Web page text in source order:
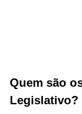
Quem são
Legislativo?